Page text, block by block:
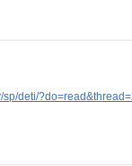
sp/deti/